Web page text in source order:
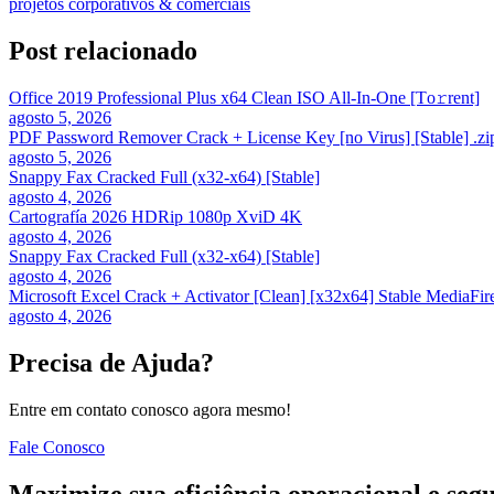
projetos corporativos & comerciais
Post relacionado
Office 2019 Professional Plus x64 Clean ISO All-In-One [Тo𝚛rent]
agosto 5, 2026
PDF Password Remover Crack + License Key [no Virus] [Stable]
agosto 5, 2026
Snappy Fax Cracked Full (x32-x64) [Stable]
agosto 4, 2026
Cartografía 2026 HDRip 1080p XviD 4K
agosto 4, 2026
Snappy Fax Cracked Full (x32-x64) [Stable]
agosto 4, 2026
Microsoft Excel Crack + Activator [Clean] [x32x64] Stable
agosto 4, 2026
Precisa de Ajuda?
Entre em contato conosco agora mesmo!
Fale Conosco